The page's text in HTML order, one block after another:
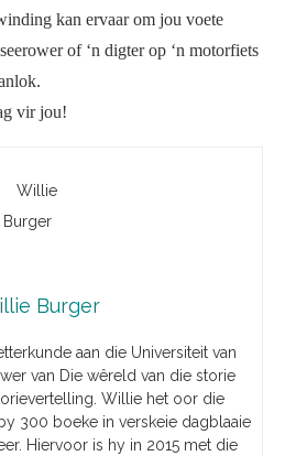
kan ervaar om jou voete
of ‘n digter op ‘n motorfiets
vir jou!
Burger
aan die Universiteit van
van Die wêreld van die storie
Willie het oor die
300 boeke in verskeie dagblaaie
Hiervoor is hy in 2015 met die